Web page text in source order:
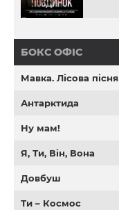
БОКС ОФІС
Мавка. Лісова пісня
Антарктида
Ну мам!
Я, Ти, Він, Вона
Довбуш
Ти – Космос